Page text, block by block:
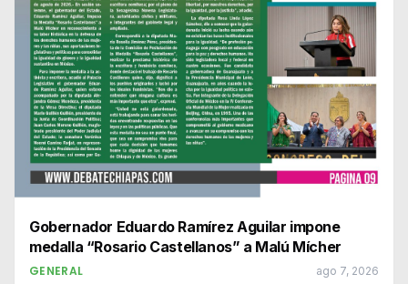
Gobernador Eduardo Ramírez Aguilar impone
medalla “Rosario Castellanos” a Malú Mícher
GENERAL ago 7, 2026